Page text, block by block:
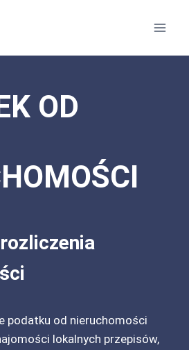
OD
podatku od nieruchomości
lokalnych przepisów,